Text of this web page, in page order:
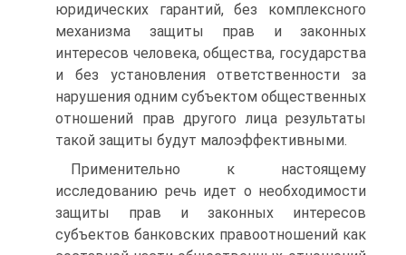
юридических гарантий, без комплексного
механизма защиты прав и законных
интересов человека, общества, государства
и без установления ответственности за
нарушения одним субъектом общественных
отношений прав другого лица результаты
такой защиты будут малоэффективными.
Применительно к настоящему
исследованию речь идет о необходимости
защиты прав и законных интересов
субъектов банковских правоотношений как